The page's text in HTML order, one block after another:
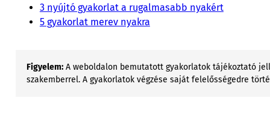
3 nyújtó gyakorlat a rugalmasabb nyakért
5 gyakorlat merev nyakra
Figyelem: A weboldalon bemutatott gyakorlatok tájékoztató
szakemberrel. A gyakorlatok végzése saját felelősségedre